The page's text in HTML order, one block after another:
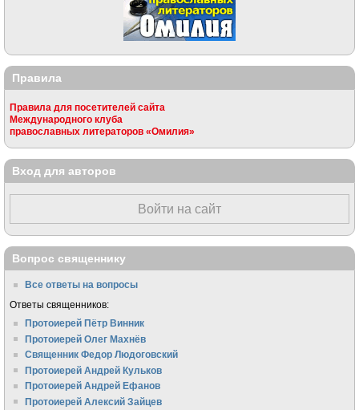
Правила
Правила для посетителей сайта
Международного клуба
православных литераторов «Омилия»
Вход для авторов
Войти на сайт
Вопрос священнику
Все ответы на вопросы
Ответы священников:
Протоиерей Пётр Винник
Протоиерей Олег Махнёв
Священник Федор Людоговский
Протоиерей Андрей Кульков
Протоиерей Андрей Ефанов
Протоиерей Алексий Зайцев